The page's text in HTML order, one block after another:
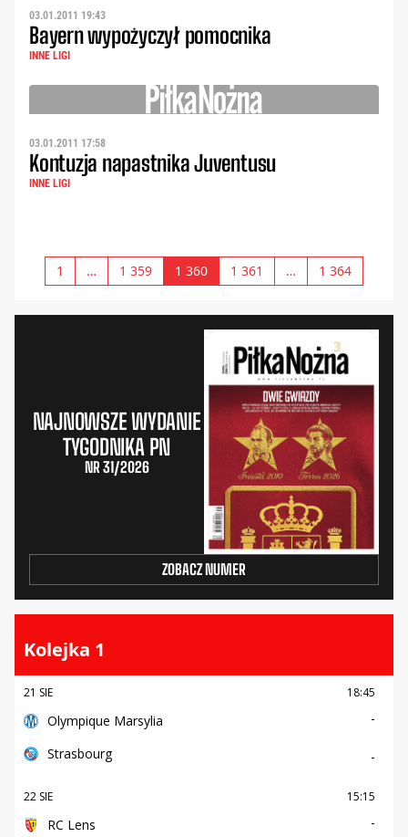
03.01.2011 19:43
Bayern wypożyczył pomocnika
INNE LIGI
03.01.2011 17:58
Kontuzja napastnika Juventusu
INNE LIGI
1 … 1 359 1 360 1 361 … 1 364
NAJNOWSZE WYDANIE
TYGODNIKA PN
NR 31/2026
ZOBACZ NUMER
Kolejka 1
21 SIE 18:45
Olympique Marsylia
Strasbourg
-
-
22 SIE 15:15
RC Lens -